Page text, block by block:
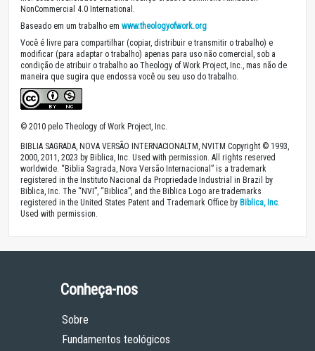
NonCommercial 4.0 International.
Baseado em um trabalho em www.theologyofwork.org
Você é livre para compartilhar (copiar, distribuir e transmitir o trabalho) e
modificar (para adaptar o trabalho) apenas para uso não comercial, sob a
condição de atribuir o trabalho ao Theology of Work Project, Inc., mas não de
maneira que sugira que endossa você ou seu uso do trabalho.
© 2010 pelo Theology of Work Project, Inc.
BIBLIA SAGRADA, NOVA VERSÃO INTERNACIONALTM, NVITM Copyright © 1993,
2000, 2011, 2023 by Biblica, Inc. Used with permission. All rights reserved
worldwide. “Biblia Sagrada, Nova Versão Internacional” is a trademark
registered in the Instituto Nacional da Propriedade Industrial in Brazil by
Biblica, Inc. The “NVI”, “Biblica”, and the Biblica Logo are trademarks
registered in the United States Patent and Trademark Office by Biblica, Inc
Used with permission.
Conheça-nos
Sobre
Fundamentos teológicos